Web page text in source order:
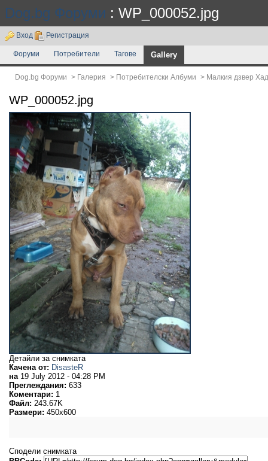
Dog.bg Форуми : WP_000052.jpg
Вход Регистрация
Форуми Потребители Тагове Gallery
Dog.bg Форуми > Галерия > Потребителски Албуми > Малкия дзвер
WP_000052.jpg
Детайли за снимката
Качена от: DisasteR
на19 July 2012 - 04:28 PM
Преглеждания: 633
Коментари: 1
Файл: 243.67K
Размери: 450x600
Сподели снимката